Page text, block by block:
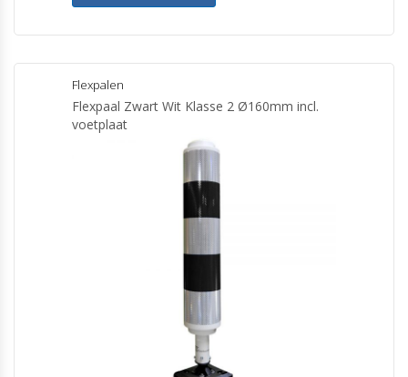
Flexpalen
Flexpaal Zwart Wit Klasse 2 Ø160mm incl.
voetplaat